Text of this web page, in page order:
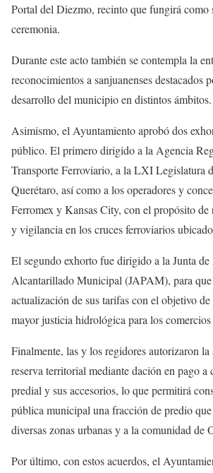
Portal del Diezmo, recinto que fungirá como
ceremonia.
Durante este acto también se contempla la
reconocimientos a sanjuanenses destacados
desarrollo del municipio en distintos ámbitos.
Asimismo, el Ayuntamiento aprobó dos
público. El primero dirigido a la Agencia
Transporte Ferroviario, a la LXI Legislatura
Querétaro, así como a los operadores y
Ferromex y Kansas City, con el propósito de
y vigilancia en los cruces ferroviarios
El segundo exhorto fue dirigido a la Junta
Alcantarillado Municipal (JAPAM), para que
actualización de sus tarifas con el objetivo
mayor justicia hidrológica para los comercios
Finalmente, las y los regidores autorizaron
reserva territorial mediante dación en pago a
predial y sus accesorios, lo que permitirá
pública municipal una fracción de predio que
diversas zonas urbanas y a la comunidad de
Por último, con estos acuerdos, el